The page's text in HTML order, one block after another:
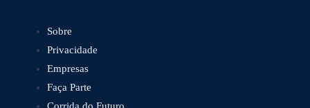
Sobre
Privacidade
Empresas
Faça Parte
Corrida do Futuro